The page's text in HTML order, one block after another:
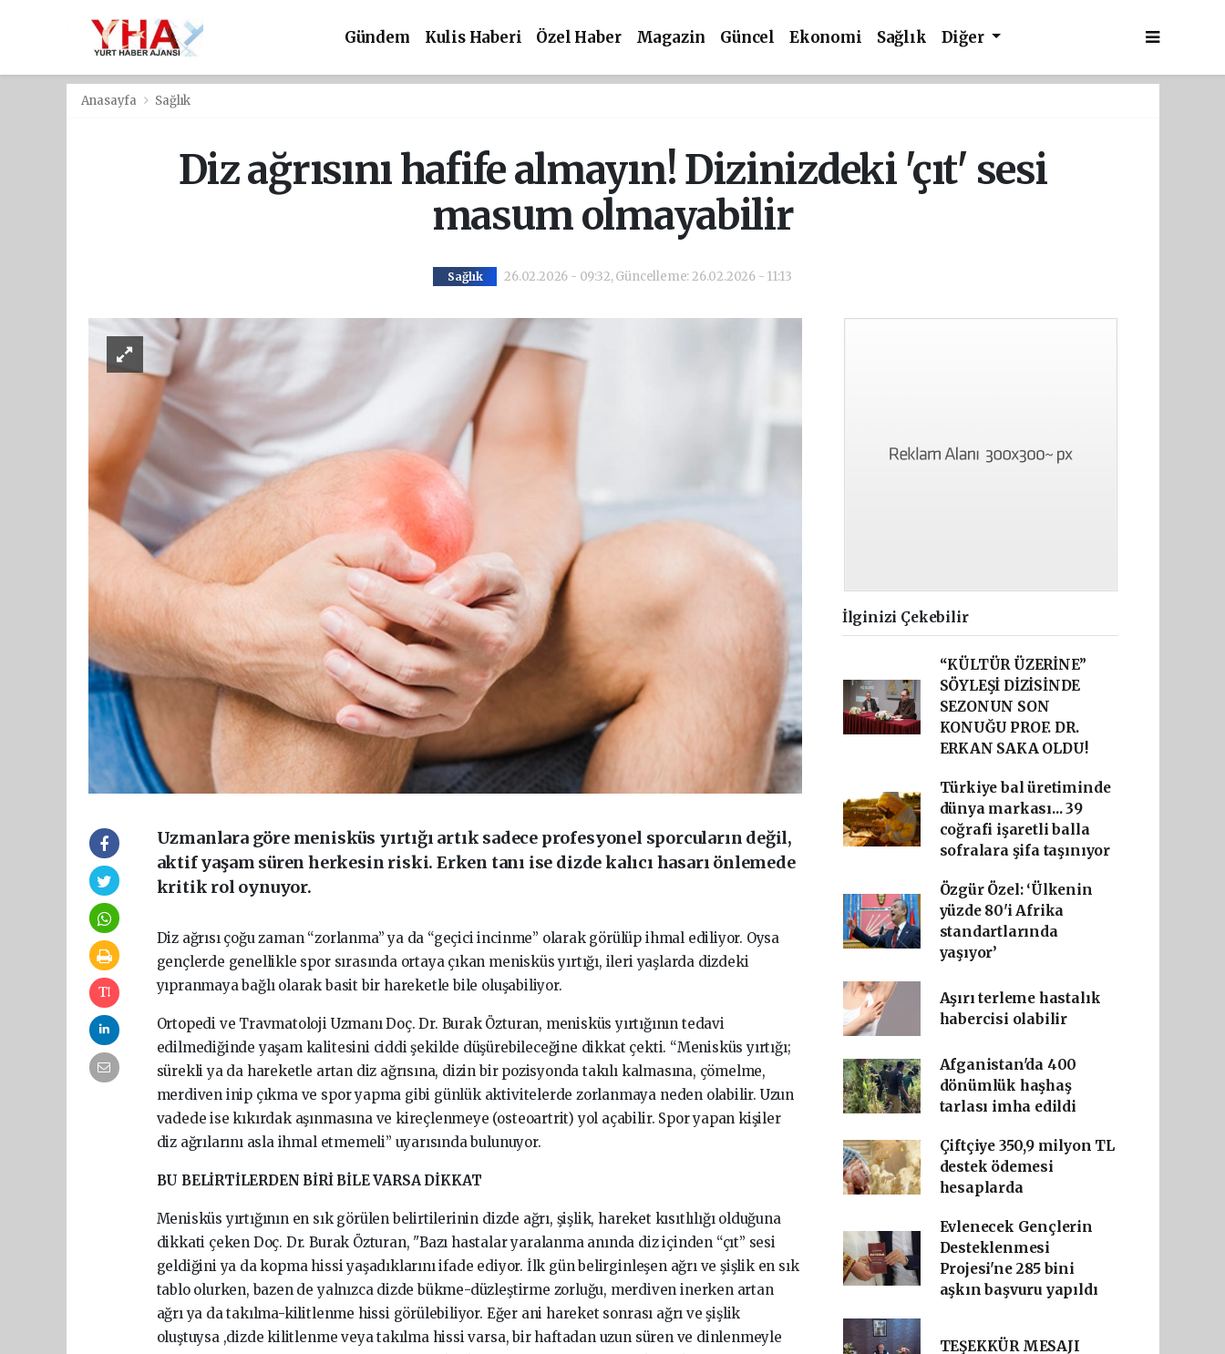
Gündem Kulis Haberi Özel Haber Magazin Güncel Ekonomi Sağlık Diğer
Anasayfa Sağlık
Diz ağrısını hafife almayın! Dizinizdeki 'çıt' sesi
masum olmayabilir
Sağlık 26.02.2026 - 09:32, Güncelleme: 26.02.2026 - 11:13
Uzmanlara göre menisküs yırtığı artık sadece profesyonel sporcuların değil,
aktif yaşam süren herkesin riski. Erken tanı ise dizde kalıcı hasarı önlemede
kritik rol oynuyor.
Diz ağrısı çoğu zaman “zorlanma” ya da “geçici incinme” olarak görülüp ihmal ediliyor. Oysa
gençlerde genellikle spor sırasında ortaya çıkan menisküs yırtığı, ileri yaşlarda dizdeki
yıpranmaya bağlı olarak basit bir hareketle bile oluşabiliyor.
Ortopedi ve Travmatoloji Uzmanı Doç. Dr. Burak Özturan, menisküs yırtığının tedavi
edilmediğinde yaşam kalitesini ciddi şekilde düşürebileceğine dikkat çekti. “Menisküs yırtığı;
sürekli ya da hareketle artan diz ağrısına, dizin bir pozisyonda takılı kalmasına, çömelme,
merdiven inip çıkma ve spor yapma gibi günlük aktivitelerde zorlanmaya neden olabilir. Uzun
vadede ise kıkırdak aşınmasına ve kireçlenmeye (osteoartrit) yol açabilir. Spor yapan kişiler
diz ağrılarını asla ihmal etmemeli” uyarısında bulunuyor.
BU BELİRTİLERDEN BİRİ BİLE VARSA DİKKAT
Menisküs yırtığının en sık görülen belirtilerinin dizde ağrı, şişlik, hareket kısıtlılığı olduğuna
dikkati çeken Doç. Dr. Burak Özturan, "Bazı hastalar yaralanma anında diz içinden “çıt” sesi
geldiğini ya da kopma hissi yaşadıklarını ifade ediyor. İlk gün belirginleşen ağrı ve şişlik en sık
tablo olurken, bazen de yalnızca dizde bükme-düzleştirme zorluğu, merdiven inerken artan
ağrı ya da takılma-kilitlenme hissi görülebiliyor. Eğer ani hareket sonrası ağrı ve şişlik
oluştuysa ,dizde kilitlenme veya takılma hissi varsa, bir haftadan uzun süren ve dinlenmeyle
İlginizi Çekebilir
“KÜLTÜR ÜZERİNE”
SÖYLEŞİ DİZİSİNDE
SEZONUN SON
KONUĞU PROF. DR.
ERKAN SAKA OLDU!
Türkiye bal üretiminde
dünya markası... 39
coğrafi işaretli balla
sofralara şifa taşınıyor
Özgür Özel: ‘Ülkenin
yüzde 80'i Afrika
standartlarında
yaşıyor’
Aşırı terleme hastalık
habercisi olabilir
Afganistan'da 400
dönümlük haşhaş
tarlası imha edildi
Çiftçiye 350,9 milyon TL
destek ödemesi
hesaplarda
Evlenecek Gençlerin
Desteklenmesi
Projesi'ne 285 bini
aşkın başvuru yapıldı
TEŞEKKÜR MESAJI